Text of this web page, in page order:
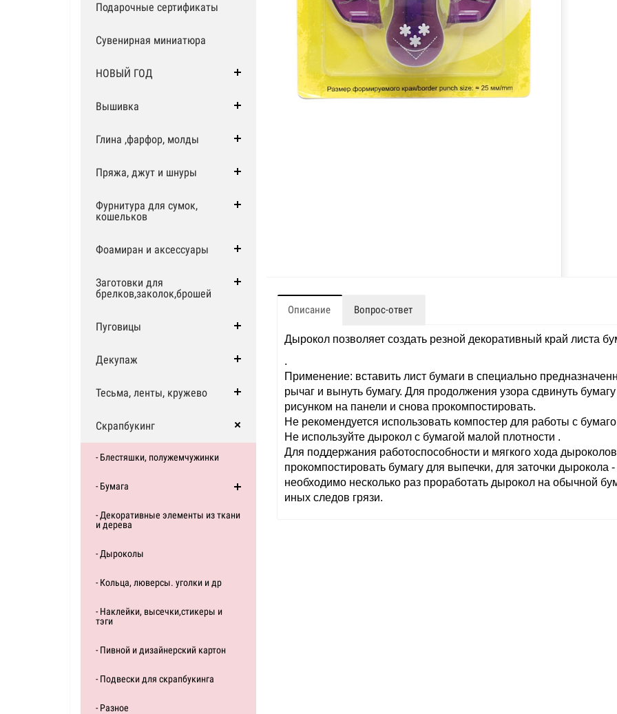
Подарочные сертификаты
Сувенирная миниатюра
НОВЫЙ ГОД
Вышивка
Глина ,фарфор, молды
Пряжа, джут и шнуры
Фурнитура для сумок,
кошельков
Фоамиран и аксессуары
Заготовки для
брелков,заколок,брошей
Пуговицы
Декупаж
Тесьма, ленты, кружево
Скрапбукинг
- Блестяшки, полужемчужинки
- Бумага
- Декоративные элементы из ткани
и дерева
- Дыроколы
- Кольца, люверсы. уголки и др
- Наклейки, высечки,стикеры и
тэги
- Пивной и дизайнерский картон
- Подвески для скрапбукинга
- Разное
Описание Вопрос-ответ
Дырокол позволяет создать резной декоративный край листа
.
Применение: вставить лист бумаги в специально
рычаг и вынуть бумагу. Для продолжения узора сдвинуть
рисунком на панели и снова прокомпостировать.
Не рекомендуется использовать компостер для работы с
Не используйте дырокол с бумагой малой плотности .
Для поддержания работоспособности и мягкого хода
прокомпостировать бумагу для выпечки, для заточки дырокола
необходимо несколько раз проработать дырокол на обычной
иных следов грязи.